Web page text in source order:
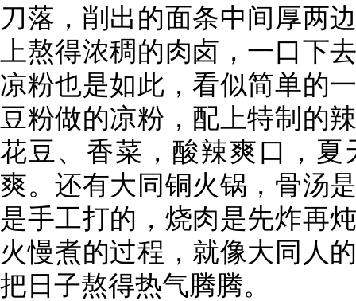
刀落，削出的面条中间厚两
上熬得浓稠的肉卤，一口下
凉粉也是如此，看似简单的
豆粉做的凉粉，配上特制的
花豆、香菜，酸辣爽口，
爽。还有大同铜火锅，骨汤
是手工打的，烧肉是先炸再
火慢煮的过程，就像大同人
把日子熬得热气腾腾。